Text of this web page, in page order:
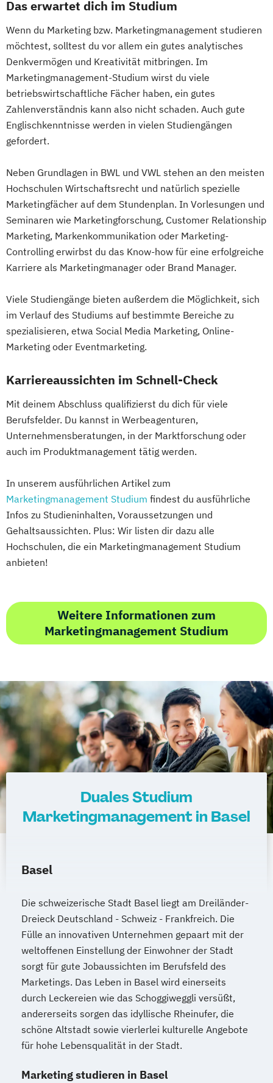
Das erwartet dich im Studium
Wenn du Marketing bzw. Marketingmanagement studieren
möchtest, solltest du vor allem ein gutes analytisches
Denkvermögen und Kreativität mitbringen. Im
Marketingmanagement-Studium wirst du viele
betriebswirtschaftliche Fächer haben, ein gutes
Zahlenverständnis kann also nicht schaden. Auch gute
Englischkenntnisse werden in vielen Studiengängen
gefordert.
Neben Grundlagen in BWL und VWL stehen an den meisten
Hochschulen Wirtschaftsrecht und natürlich spezielle
Marketingfächer auf dem Stundenplan. In Vorlesungen und
Seminaren wie Marketingforschung, Customer Relationship
Marketing, Markenkommunikation oder Marketing-
Controlling erwirbst du das Know-how für eine erfolgreiche
Karriere als Marketingmanager oder Brand Manager.
Viele Studiengänge bieten außerdem die Möglichkeit, sich
im Verlauf des Studiums auf bestimmte Bereiche zu
spezialisieren, etwa Social Media Marketing, Online-
Marketing oder Eventmarketing.
Karriereaussichten im Schnell-Check
Mit deinem Abschluss qualifizierst du dich für viele
Berufsfelder. Du kannst in Werbeagenturen,
Unternehmensberatungen, in der Marktforschung oder
auch im Produktmanagement tätig werden.
In unserem ausführlichen Artikel zum
Marketingmanagement Studium findest du ausführliche
Infos zu Studieninhalten, Voraussetzungen und
Gehaltsaussichten. Plus: Wir listen dir dazu alle
Hochschulen, die ein Marketingmanagement Studium
anbieten!
Weitere Informationen zum
Marketingmanagement Studium
Duales Studium
Marketingmanagement in Basel
Basel
Die schweizerische Stadt Basel liegt am Dreiländer-
Dreieck Deutschland - Schweiz - Frankfreich. Die
Fülle an innovativen Unternehmen gepaart mit der
weltoffenen Einstellung der Einwohner der Stadt
sorgt für gute Jobaussichten im Berufsfeld des
Marketings. Das Leben in Basel wird einerseits
durch Leckereien wie das Schoggiweggli versüßt,
andererseits sorgen das idyllische Rheinufer, die
schöne Altstadt sowie vierlerlei kulturelle Angebote
für hohe Lebensqualität in der Stadt.
Marketing studieren in Basel